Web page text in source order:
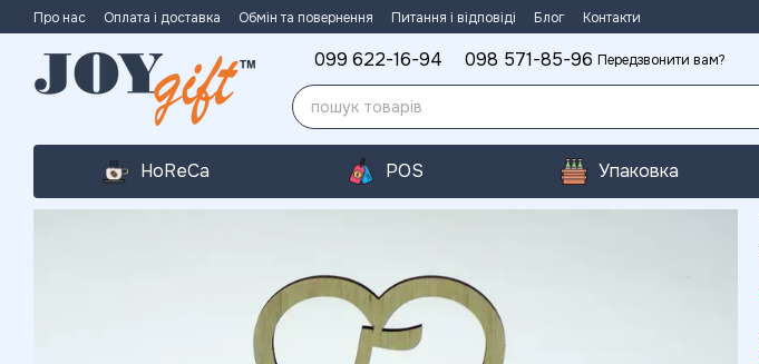
Перейти до основного контенту
Про нас Оплата і доставка Обмін та повернення Питання і відповіді Блог Контакти
099 622-16-94 098 571-85-96 Передзвонити вам?
HoReCa POS Упаковка